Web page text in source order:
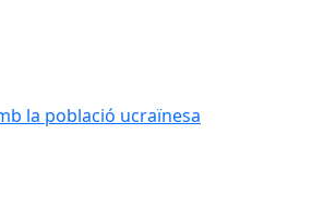
la població ucraïnesa